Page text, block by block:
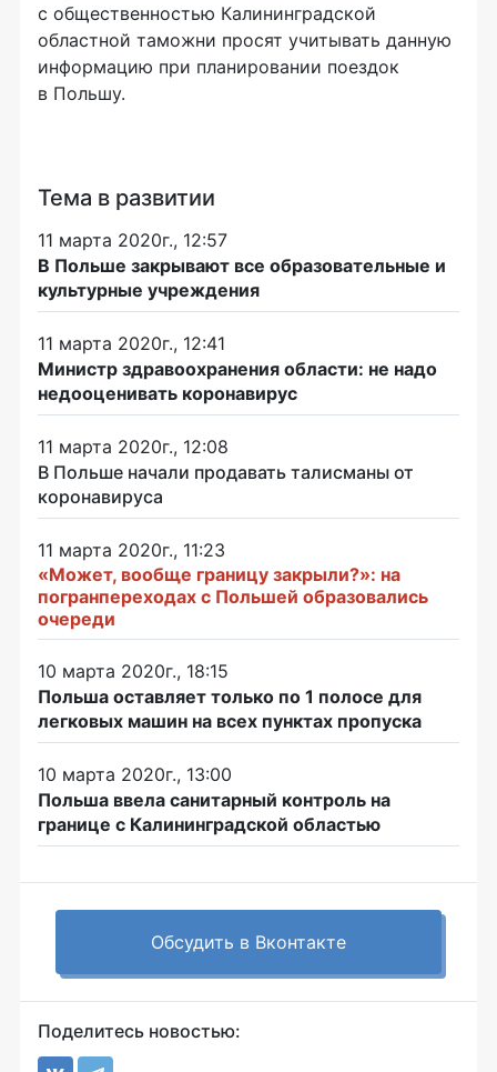
с общественностью Калининградской
областной таможни просят учитывать данную
информацию при планировании поездок
в Польшу.
Тема в развитии
11 марта 2020г., 12:57
В Польше закрывают все образовательные и
культурные учреждения
11 марта 2020г., 12:41
Министр здравоохранения области: не надо
недооценивать коронавирус
11 марта 2020г., 12:08
В Польше начали продавать талисманы от
коронавируса
11 марта 2020г., 11:23
«Может, вообще границу закрыли?»: на
погранпереходах с Польшей образовались
очереди
10 марта 2020г., 18:15
Польша оставляет только по 1 полосе для
легковых машин на всех пунктах пропуска
10 марта 2020г., 13:00
Польша ввела санитарный контроль на
границе с Калининградской областью
Обсудить в Вконтакте
Поделитесь новостью: